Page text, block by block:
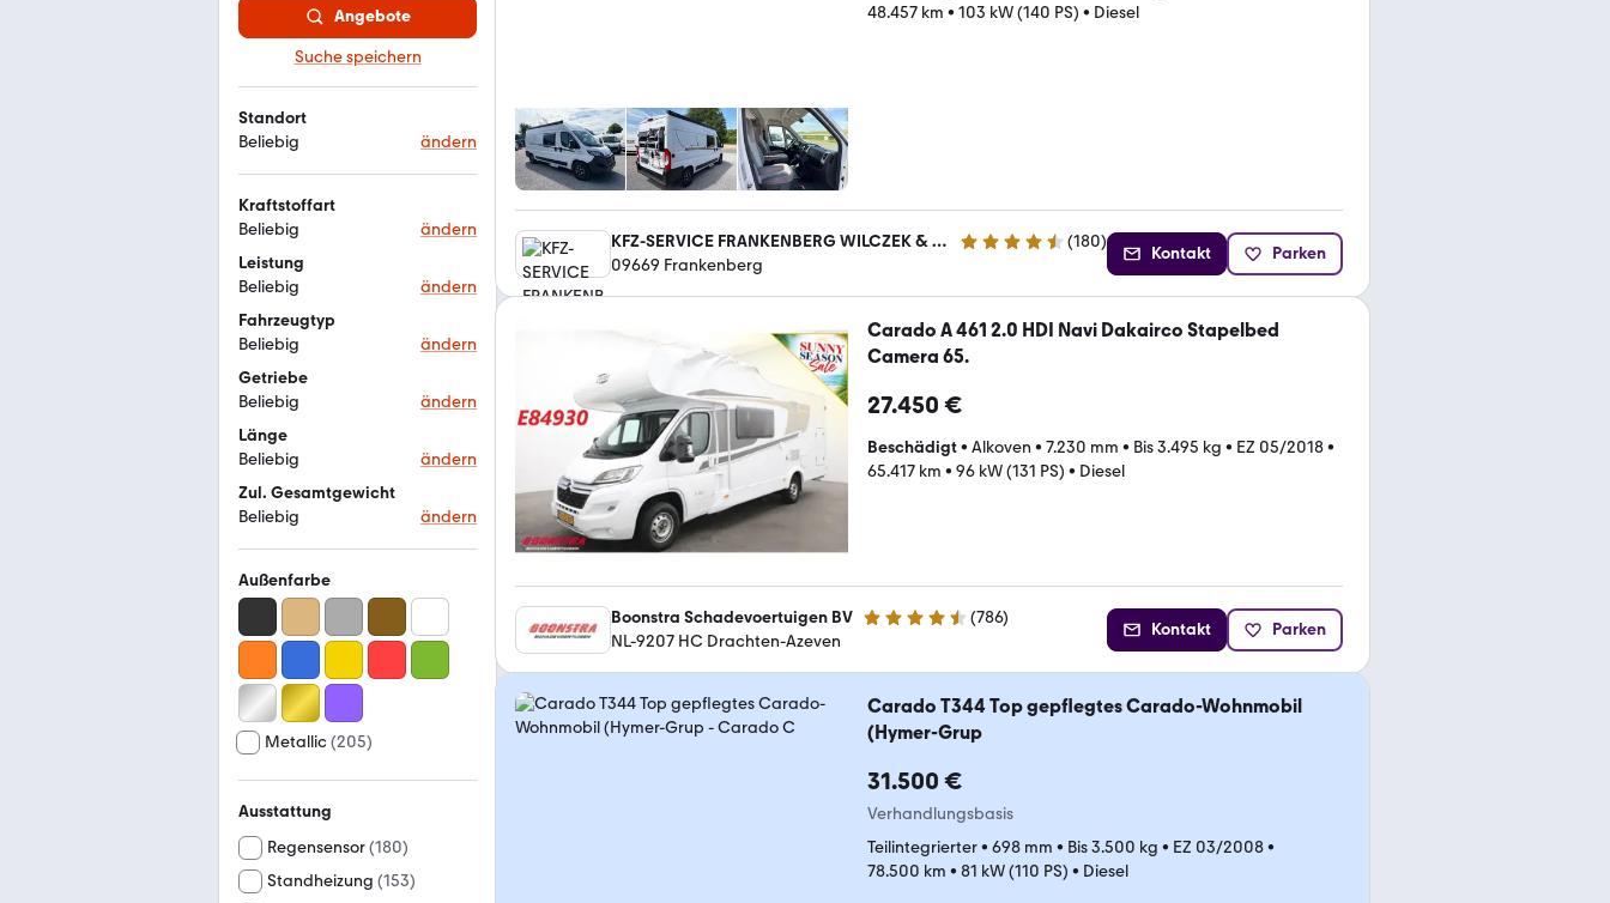
Angebote
Suche speichern
Standort
Beliebig
ändern
Kraftstoffart
Beliebig
ändern
Leistung
Beliebig
ändern
Fahrzeugtyp
Beliebig
ändern
Getriebe
Beliebig
ändern
Länge
Beliebig
ändern
Zul. Gesamtgewicht
Beliebig
ändern
Außenfarbe
Metallic(205)
Ausstattung
Regensensor(180)
Standheizung (153)
48.457 km • 103 kW (140 PS) • Diesel
KFZ-SERVICE FRANKENBERG WILCZEK & HAFERKORN AUTOMOBILE OHG 4.6 Sterne (180)
09669 Frankenberg
Kontakt Parken
Carado A 461 2.0 HDI Navi Dakairco Stapelbed
Camera 65.
27.450 €
Beschädigt• Alkoven • 7.230 mm • Bis 3.495 kg • EZ 05/2018•
65.417 km • 96 kW (131 PS) • Diesel
Boonstra Schadevoertuigen BV 4.4 Sterne (786)
NL-9207 HC Drachten-Azeven
Kontakt Parken
Carado T344 Top gepflegtes Carado-Wohnmobil
(Hymer-Grup
31.500 €
Verhandlungsbasis
Teilintegrierter• 698 mm • Bis 3.500 kg • EZ 03/2008•
78.500 km • 81 kW (110 PS) • Diesel